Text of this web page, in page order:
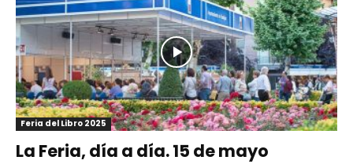
Feria del Libro 2025
La Feria, día a día. 15 de mayo